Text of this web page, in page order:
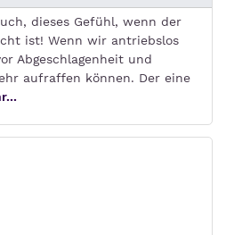
dieses Gefühl, wenn der
ist! Wenn wir antriebslos
Abgeschlagenheit und
aufraffen können. Der eine